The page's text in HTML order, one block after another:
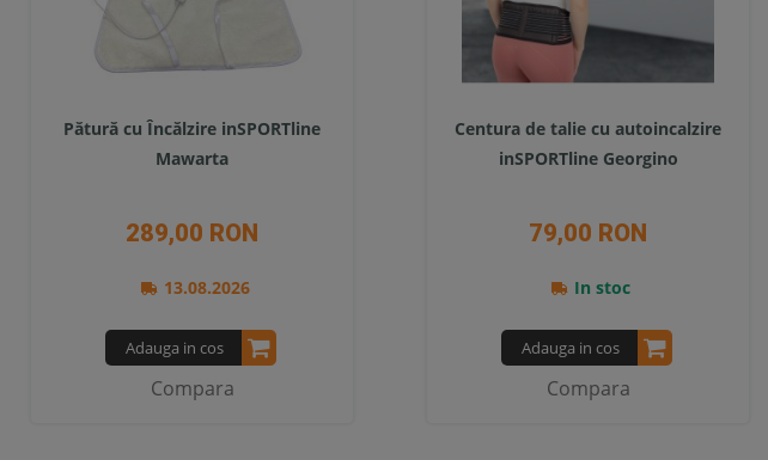
Pătură cu Încălzire inSPORTline
Mawarta
289,00 RON
13.08.2026
Adauga in cos
Compara
Centura de talie cu autoincalzire
inSPORTline Georgino
79,00 RON
In stoc
Adauga in cos
Compara